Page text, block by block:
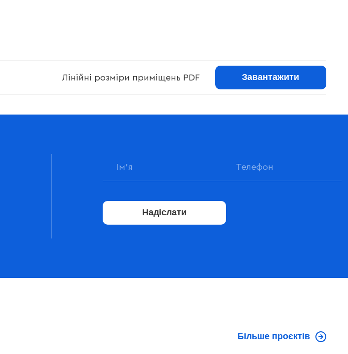
Лінійні розміри приміщень PDF Завантажити
Надіслати
Більше проєктів